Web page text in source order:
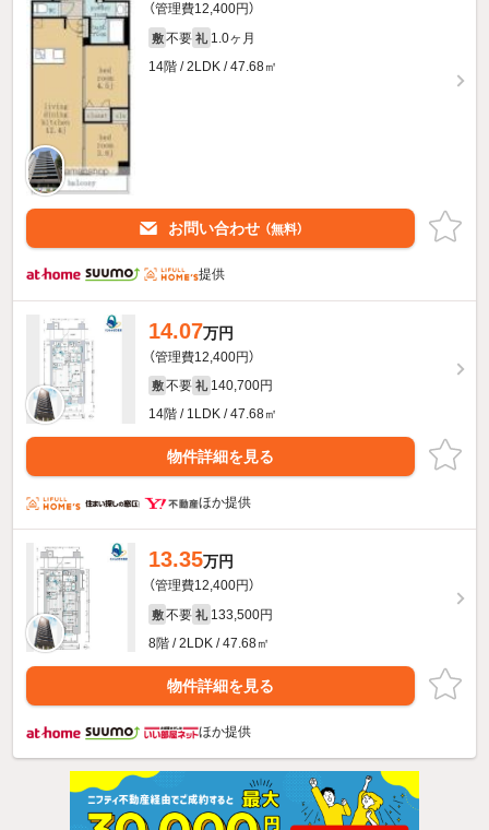
（管理費12,400円）
敷 不要 礼 1.0ヶ月
14階 / 2LDK / 47.68㎡
お問い合わせ （無料）
提供
14.07万円
（管理費12,400円）
敷 不要 礼 140,700円
14階 / 1LDK / 47.68㎡
物件詳細を見る
ほか提供
13.35万円
（管理費12,400円）
敷 不要 礼 133,500円
8階 / 2LDK / 47.68㎡
物件詳細を見る
ほか提供